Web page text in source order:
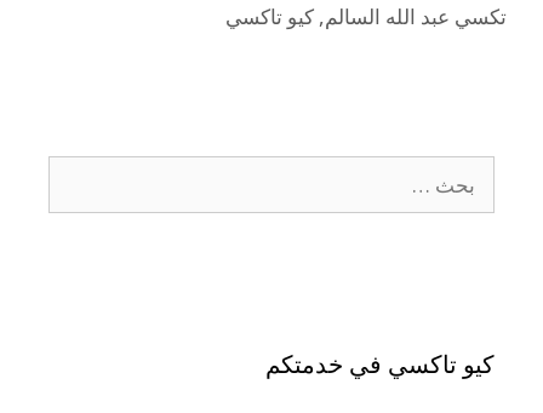
تكسي عبد الله السالم, كيو تاكسي
كيو تاكسي في خدمتكم